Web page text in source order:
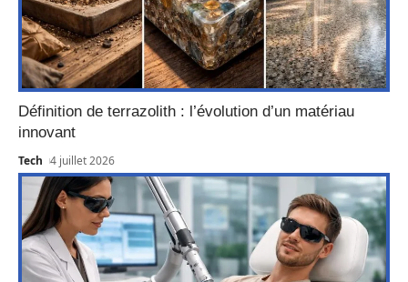
Définition de terrazolith : l’évolution d’un matériau
innovant
Tech 4 juillet 2026